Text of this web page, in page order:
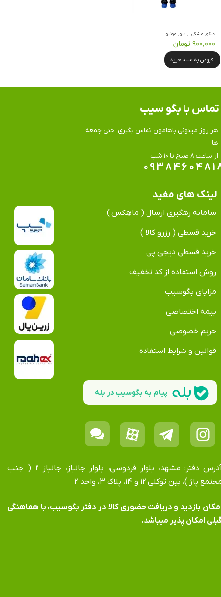
فیگور مشکی از شهر موشها
۹۰۰,۰۰۰ تومان
افزودن به سبد خرید
هر روز میتونی باهامون تماس بگیری؛ حتی جمعه
ها
​​​​​​​از ساعت ۸ صبح تا ۱۰ شب
تماس​​​​​​​ با بگو سیب
لینک های مفید
سامانه رهگیری ارسال ( ماهِکس )
خرید قسطی ( رزرو کالا )
خرید قسطی دیجی پی
روش استفاده از کد تخفیف
مزایای بگوسیب
بیمه اختصاصی
حریم خصوصی
قوانین و شرایط استفاده
آدرس دفتر: مشهد، بلوار فردوسی، بلوار جانباز، جانباز ۲ ( جنب
پاژ )، بین توکلی ۱۲ و ۱۴، پلاک ۳، واحد ۲
بازدید و دریافت حضوری کالا در دفتر بگوسیب، با هماهنگی
امکان پذیر میباشد.
پیام به بگوسیب در بله